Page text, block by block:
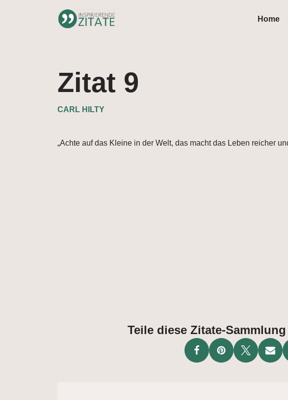
Home
Zitat 9
CARL HILTY
„Achte auf das Kleine in der Welt, das macht das Leben reicher
Teile diese Zitate-